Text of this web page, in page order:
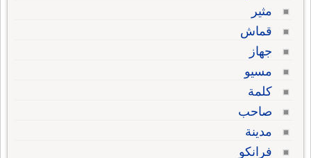
مثير
قماش
جهاز
مسيو
كلمة
صاحب
مدينة
فرانكو